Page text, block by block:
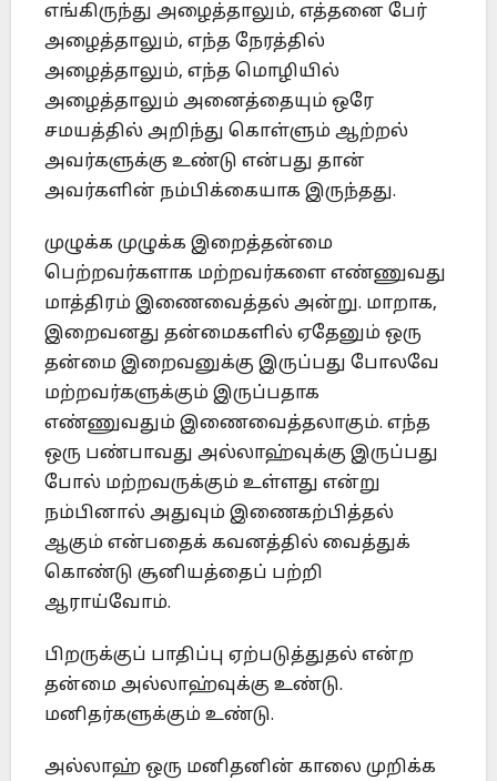
எங்கிருந்து அழைத்தாலும், எத்தனை பேர்
அழைத்தாலும், எந்த நேரத்தில்
அழைத்தாலும், எந்த மொழியில்
அழைத்தாலும் அனைத்தையும் ஒரே
சமயத்தில் அறிந்து கொள்ளும் ஆற்றல்
அவர்களுக்கு உண்டு என்பது தான்
அவர்களின் நம்பிக்கையாக இருந்தது.
முழுக்க முழுக்க இறைத்தன்மை
பெற்றவர்களாக மற்றவர்களை எண்ணுவது
மாத்திரம் இணைவைத்தல் அன்று. மாறாக,
இறைவனது தன்மைகளில் ஏதேனும் ஒரு
தன்மை இறைவனுக்கு இருப்பது போலவே
மற்றவர்களுக்கும் இருப்பதாக
எண்ணுவதும் இணைவைத்தலாகும். எந்த
ஒரு பண்பாவது அல்லாஹ்வுக்கு இருப்பது
போல் மற்றவருக்கும் உள்ளது என்று
நம்பினால் அதுவும் இணைகற்பித்தல்
ஆகும் என்பதைக் கவனத்தில் வைத்துக்
கொண்டு சூனியத்தைப் பற்றி
ஆராய்வோம்.
பிறருக்குப் பாதிப்பு ஏற்படுத்துதல் என்ற
தன்மை அல்லாஹ்வுக்கு உண்டு.
மனிதர்களுக்கும் உண்டு.
அல்லாஹ் ஒரு மனிதனின் காலை முறிக்க